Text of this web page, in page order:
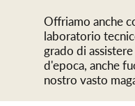
Offriamo anche
laboratorio
grado di
d'epoca, anche
nostro vasto